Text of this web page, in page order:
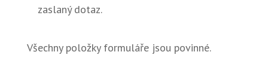
zaslaný dotaz.
Všechny položky formuláře jsou povinné.